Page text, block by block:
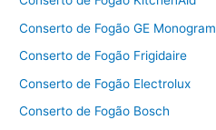
Conserto de Fogão GE Monogram
Conserto de Fogão Frigidaire
Conserto de Fogão Electrolux
Conserto de Fogão Bosch